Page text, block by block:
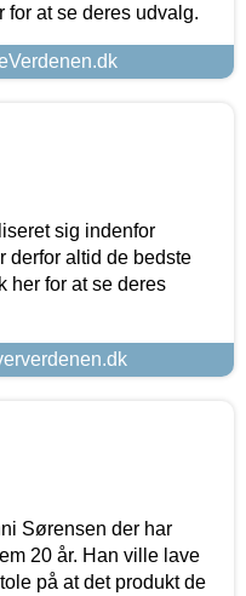
for at se deres udvalg.
sig indenfor
derfor altid de bedste
her for at se deres
Sørensen der har
20 år. Han ville lave
på at det produkt de